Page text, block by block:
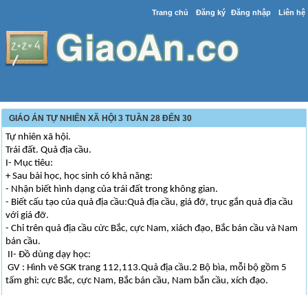
Trang chủ Đăng ký Đăng nhập Liên hệ
GIÁO ÁN TỰ NHIÊN XÃ HỘI 3 TUẦN 28 ĐẾN 30
Tự nhiên xã hội.
Trái đất. Quả địa cầu.
I- Mục tiêu:
+ Sau bài học, học sinh có khả năng:
- Nhận biết hình dạng của trái đất trong không gian.
- Biết cấu tạo của quả địa cầu:Quả địa cầu, giá đỡ, trục gắn quả địa cầu
với giá đỡ.
- Chỉ trên quả địa cầu cừc Bắc, cực Nam, xiách đạo, Bắc bán cầu và Nam
bán cầu.
II- Đồ dùng dạy học:
GV : Hình vẽ SGK trang 112,113.Quả địa cầu.2 Bộ bìa, mỗi bộ gồm 5
tấm ghi: cực Bắc, cực Nam, Bắc bán cầu, Nam bắn cầu, xích đạo.